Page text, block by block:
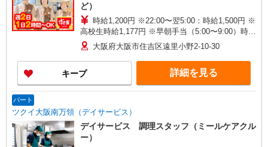
ど）
時給1,200円 ※22:00〜翌5:00：時給1,500円 ※
高校生時給1,177円 ※早朝手当（5:00〜9:00）時給
＋150円大阪府大阪市住吉区遠里小野2-10-30
キープ 詳細を見る
パート
ツクイ大阪南万領（デイサービス）
デイサービス 調理スタッフ（ミールケアクル
ー）